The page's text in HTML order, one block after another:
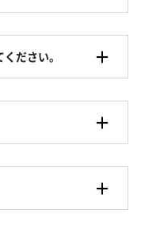
ださい。